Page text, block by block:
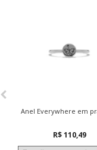
Anel Everywhere em
R$ 110,49